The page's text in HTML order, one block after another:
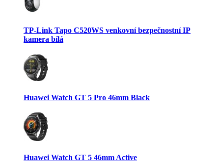
TP-Link Tapo C520WS venkovní bezpečnostní IP
kamera bílá
Huawei Watch GT 5 Pro 46mm Black
Huawei Watch GT 5 46mm Active